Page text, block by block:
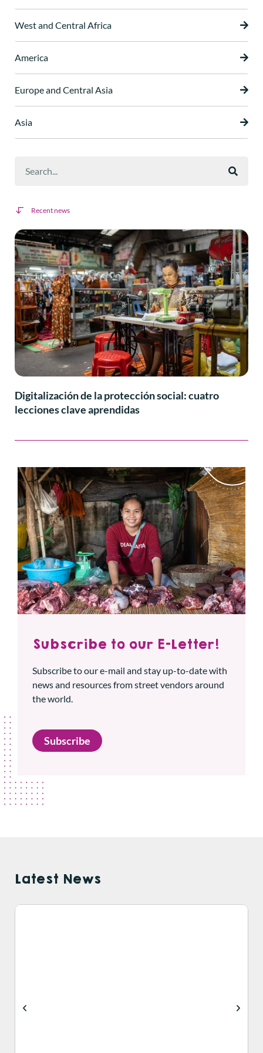
West and Central Africa
America
Europe and Central Asia
Asia
Recent news
Digitalización de la protección social: cuatro
lecciones clave aprendidas
Subscribe to our E-Letter!
Subscribe to our e-mail and stay up-to-date with
news and resources from street vendors around
the world.
Subscribe
Latest News